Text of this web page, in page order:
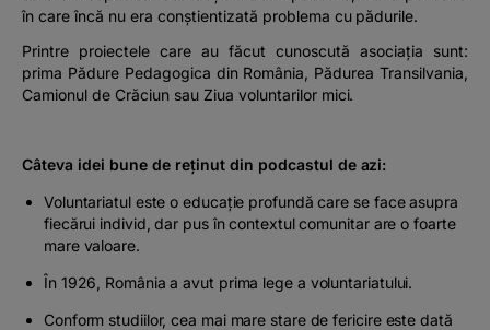
în care încă nu era conștientizată problema cu pădurile.
Printre proiectele care au făcut cunoscută asociația sunt:
prima Pădure Pedagogica din România, Pădurea Transilvania,
Camionul de Crăciun sau Ziua voluntarilor mici.
Câteva idei bune de reținut din podcastul de azi:
Voluntariatul este o educație profundă care se face asupra
fiecărui individ, dar pus în contextul comunitar are o foarte
mare valoare.
În 1926, România a avut prima lege a voluntariatului.
Conform studiilor, cea mai mare stare de fericire este dată